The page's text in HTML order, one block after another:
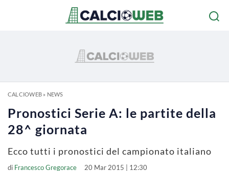
CALCIOWEB» NEWS
Pronostici Serie A: le partite della
28^ giornata
Ecco tutti i pronostici del campionato italiano
di Francesco Gregorace 20 Mar 2015 | 12:30